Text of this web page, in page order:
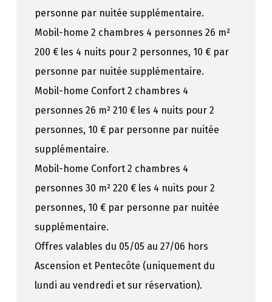
personne par nuitée supplémentaire.
Mobil-home 2 chambres 4 personnes 26 m²
200 € les 4 nuits pour 2 personnes, 10 € par
personne par nuitée supplémentaire.
Mobil-home Confort 2 chambres 4
personnes 26 m² 210 € les 4 nuits pour 2
personnes, 10 € par personne par nuitée
supplémentaire.
Mobil-home Confort 2 chambres 4
personnes 30 m² 220 € les 4 nuits pour 2
personnes, 10 € par personne par nuitée
supplémentaire.
Offres valables du 05/05 au 27/06 hors
Ascension et Pentecôte (uniquement du
lundi au vendredi et sur réservation).